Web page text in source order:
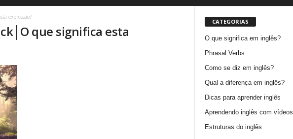
expressão?
que significa esta
CATEGORIAS
O que significa em inglês?
Phrasal Verbs
Como se diz em inglês?
Qual a diferença em inglês?
Dicas para aprender inglês
Aprendendo inglês com vídeos
Estruturas do inglês